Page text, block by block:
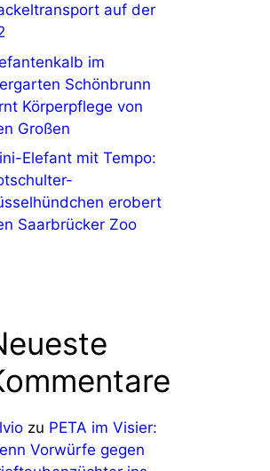
auf der
im
Schönbrunn
Körperpflege von
Großen
Elefant mit Tempo:
erobert
Saarbrücker Zoo
zu PETA im Visier:
Vorwürfe gegen